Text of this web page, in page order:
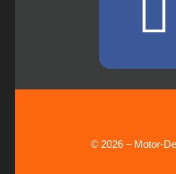
© 2026 – Motor-